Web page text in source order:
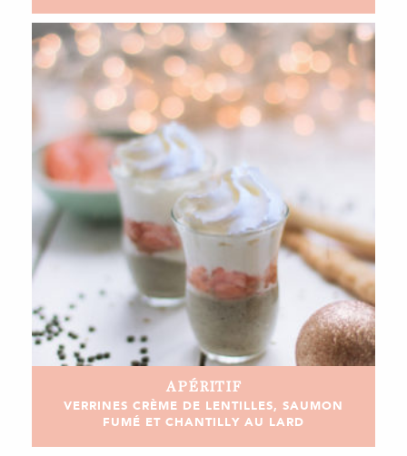
APÉRITIF
VERRINES CRÈME DE LENTILLES, SAUMON
FUMÉ ET CHANTILLY AU LARD